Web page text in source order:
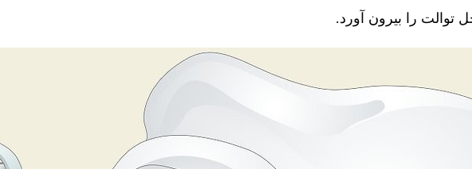
توالت را بیرون آورد.